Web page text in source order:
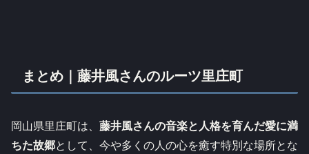
まとめ｜藤井風さんのルーツ里庄町
岡山県里庄町は、 藤井風さんの音楽と人格を育んだ愛に満
ちた故郷として、今や多くの人の心を癒す特別な場所とな